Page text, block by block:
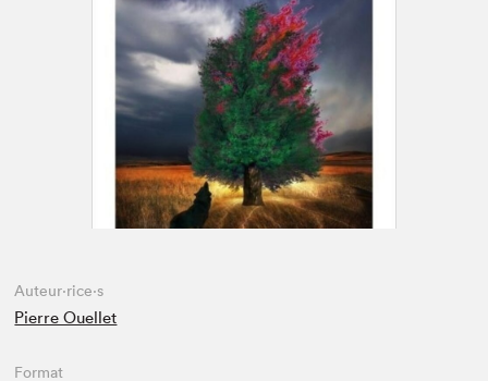
Espace enseignant·e·s
Espace pro
Auteur·rice·s
Pierre Ouellet
Format